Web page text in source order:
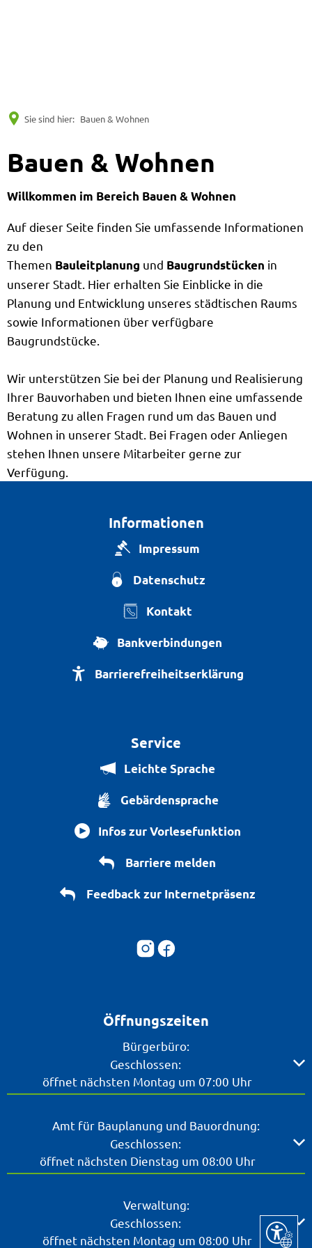
Sie sind hier: Bauen & Wohnen
Bauen & Wohnen
Willkommen im Bereich Bauen & Wohnen
Auf dieser Seite finden Sie umfassende Informationen
zu den
Themen Bauleitplanung und Baugrundstücken in
unserer Stadt. Hier erhalten Sie Einblicke in die
Planung und Entwicklung unseres städtischen Raums
sowie Informationen über verfügbare
Baugrundstücke.
Wir unterstützen Sie bei der Planung und Realisierung
Ihrer Bauvorhaben und bieten Ihnen eine umfassende
Beratung zu allen Fragen rund um das Bauen und
Wohnen in unserer Stadt. Bei Fragen oder Anliegen
stehen Ihnen unsere Mitarbeiter gerne zur
Verfügung.
Informationen
Impressum
Datenschutz
Kontakt
Bankverbindungen
Barrierefreiheitserklärung
Service
Leichte Sprache
Gebärdensprache
Infos zur Vorlesefunktion
Barriere melden
Feedback zur Internetpräsenz
Öffnungszeiten
Bürgerbüro:
Klicken, um weitere Öffnungs- oder Schließzeiten
Geschlossen:
öffnet nächsten Montag um 07:00 Uhr
Amt für Bauplanung und Bauordnung:
Klicken, um weitere Öffnungs- oder Schließzeiten
Geschlossen:
öffnet nächsten Dienstag um 08:00 Uhr
Verwaltung:
Klicken, um weitere Öffnungs- oder Schließzeiten
Geschlossen:
öffnet nächsten Montag um 08:00 Uhr
Seite